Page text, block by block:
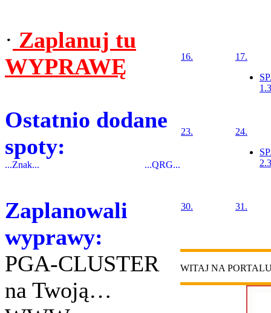
· Zaplanuj tu
WYPRAWĘ
Ostatnio dodane
spoty:
...Znak... ...QRG...
Zaplanowali
wyprawy:
PGA-CLUSTER
na Twoją…
16.
17.
23.
24.
30. 31.
WITAJ NA